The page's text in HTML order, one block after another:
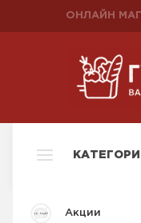
ОНЛАЙН
Акции